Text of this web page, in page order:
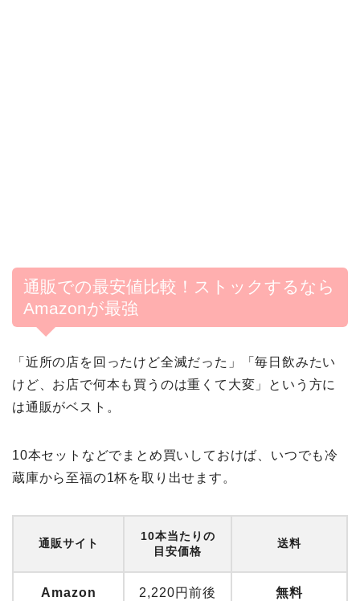
通販での最安値比較！ストックするなら
Amazonが最強
「近所の店を回ったけど全滅だった」「毎日飲みたい
けど、お店で何本も買うのは重くて大変」という方に
は通販がベスト。
10本セットなどでまとめ買いしておけば、いつでも冷
蔵庫から至福の1杯を取り出せます。
通販サイト
10本当たりの
目安価格
送料
Amazon 2,220円前後 無料